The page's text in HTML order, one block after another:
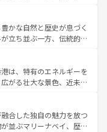
彩な魅力を心ゆくまで味
なお、新着の韓国情報はコンテンツ一
ハノイの古い町並みやホ
建物も、独特の雰囲気を
ィの豊かさとおいしさで
ナムコーヒーなどは、ぜ
訪れてもあたたかい人々
っと忘れられない旅にな
かな自然と歴史が息づく
立ち並ぶ一方、伝統的な
チェンマイなどの山岳地
ーケットやクラビの美し
ことができる。タイ料理
の季節にも異なる楽しみ
の人々、仏教を中心とし
、訪れる旅人を魅了し続
は、特有のエネルギーを
がる壮大な景色、近未来
。観光スポットが密集し
るのも魅力。息をのむよ
香港を存分に楽しみ尽く
合した独自の魅力を放つ
並ぶマリーナベイ、歴史